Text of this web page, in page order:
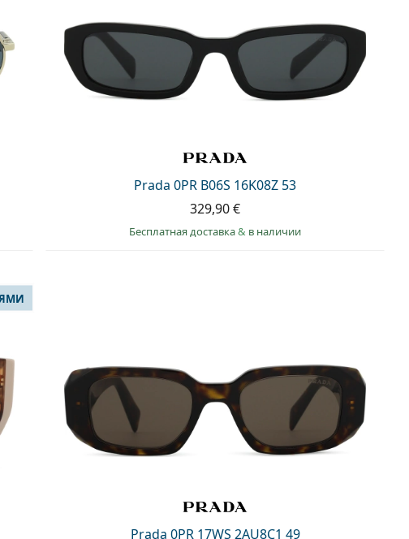
Prada 0PR B06S 16K08Z 53
329,90 €
Бесплатная доставка& в наличии
Prada 0PR 17WS 2AU8C1 49